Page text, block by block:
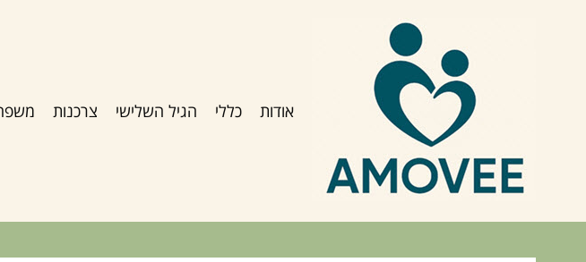
אודות כללי הגיל השלישי צרכנות